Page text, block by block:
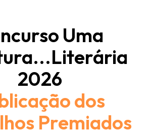
Uma
2026
dos
Premiados